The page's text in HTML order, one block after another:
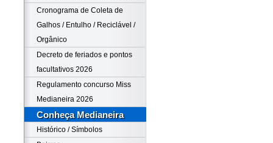
Cronograma de Coleta de
Galhos / Entulho / Reciclável /
Orgânico
Decreto de feriados e pontos
facultativos 2026
Regulamento concurso Miss
Medianeira 2026
Conheça Medianeira
Histórico / Símbolos